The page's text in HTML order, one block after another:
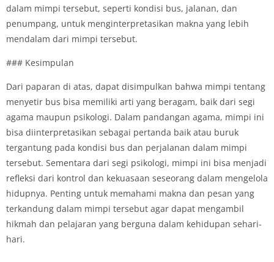
dalam mimpi tersebut, seperti kondisi bus, jalanan, dan
penumpang, untuk menginterpretasikan makna yang lebih
mendalam dari mimpi tersebut.
### Kesimpulan
Dari paparan di atas, dapat disimpulkan bahwa mimpi tentang
menyetir bus bisa memiliki arti yang beragam, baik dari segi
agama maupun psikologi. Dalam pandangan agama, mimpi ini
bisa diinterpretasikan sebagai pertanda baik atau buruk
tergantung pada kondisi bus dan perjalanan dalam mimpi
tersebut. Sementara dari segi psikologi, mimpi ini bisa menjadi
refleksi dari kontrol dan kekuasaan seseorang dalam mengelola
hidupnya. Penting untuk memahami makna dan pesan yang
terkandung dalam mimpi tersebut agar dapat mengambil
hikmah dan pelajaran yang berguna dalam kehidupan sehari-
hari.